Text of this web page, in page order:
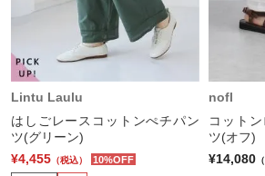
Lintu Laulu
はしごレースコットンぺチパン
ツ(グリーン)
¥4,455 （税込） 10%OFF
nofl
コット
ツ(オフ)
¥14,080